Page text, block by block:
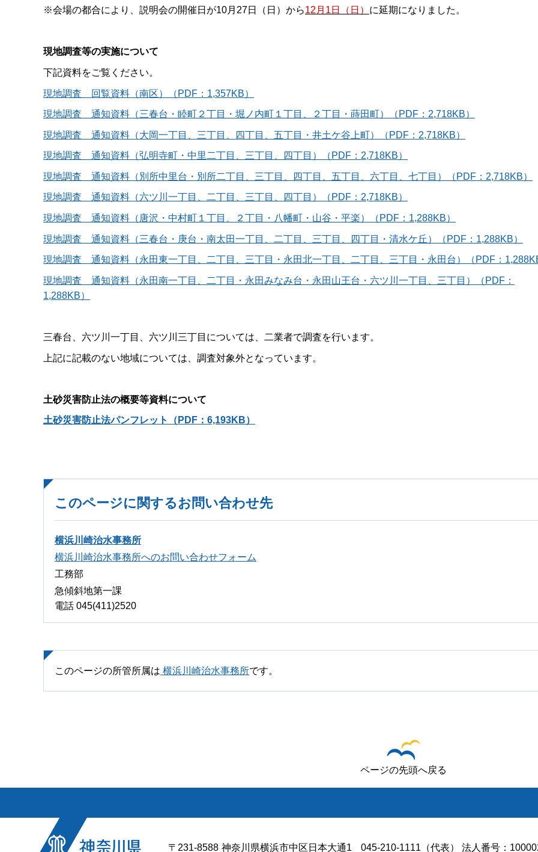
※会場の都合により、説明会の開催日が10月27日（日）から12月1日（日） に延期になりました。
現地調査等の実施について
下記資料をご覧ください。
現地調査 回覧資料（南区）（PDF：1,357KB）
現地調査 通知資料（三春台・睦町２丁目・堀ノ内町１丁目、２丁目・蒔田町）（PDF：2,718KB）
現地調査 通知資料（大岡一丁目、三丁目、四丁目、五丁目・井土ケ谷上町）（PDF：2,718KB）
現地調査 通知資料（弘明寺町・中里二丁目、三丁目、四丁目）（PDF：2,718KB）
現地調査 通知資料（別所中里台・別所二丁目、三丁目、四丁目、五丁目、六丁目、七丁目）（PDF：2,718KB）
現地調査 通知資料（六ツ川一丁目、二丁目、三丁目、四丁目）（PDF：2,718KB）
現地調査 通知資料（唐沢・中村町１丁目、２丁目・八幡町・山谷・平楽）（PDF：1,288KB）
現地調査 通知資料（三春台・庚台・南太田一丁目、二丁目、三丁目、四丁目・清水ケ丘）（PDF：1,288KB）
現地調査 通知資料（永田東一丁目、二丁目、三丁目・永田北一丁目、二丁目、三丁目・永田台）（PDF：
現地調査 通知資料（永田南一丁目、二丁目・永田みなみ台・永田山王台・六ツ川一丁目、三丁目）（PDF：
1,288KB）
三春台、六ツ川一丁目、六ツ川三丁目については、二業者で調査を行います。
上記に記載のない地域については、調査対象外となっています。
土砂災害防止法の概要等資料について
土砂災害防止法パンフレット （PDF：6,193KB）
このページに関するお問い合わせ先
横浜川崎治水事務所
横浜川崎治水事務所へのお問い合わせフォーム
工務部
急傾斜地第一課
電話 045(411)2520
このページの所管所属は 横浜川崎治水事務所です。
ページの先頭へ戻る
〒231-8588 神奈川県横浜市中区日本大通1 045-210-1111（代表） 法人番号：